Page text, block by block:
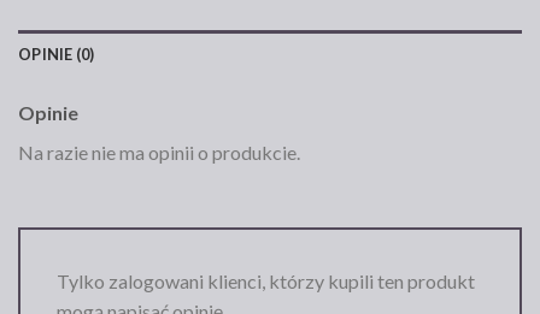
OPINIE (0)
Opinie
Na razie nie ma opinii o produkcie.
Tylko zalogowani klienci, którzy kupili ten produkt